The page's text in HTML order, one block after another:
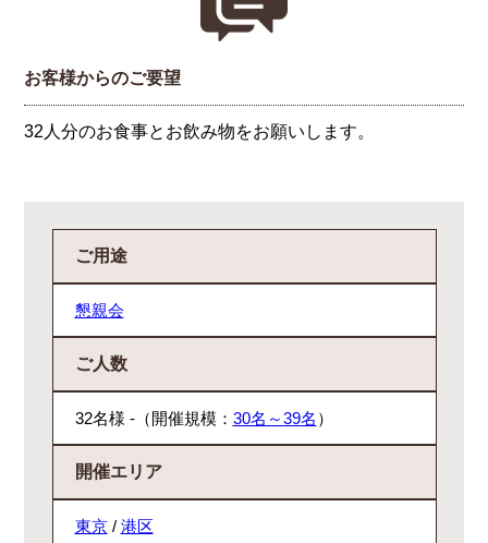
お客様からのご要望
32人分のお食事とお飲み物をお願いします。
ご用途
懇親会
ご人数
32名様 -（開催規模： 30名～39名 ）
開催エリア
東京/ 港区